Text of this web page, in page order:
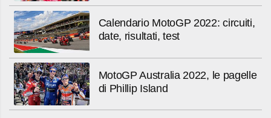
Calendario MotoGP 2022: circuiti,
date, risultati, test
MotoGP Australia 2022, le pagelle
di Phillip Island